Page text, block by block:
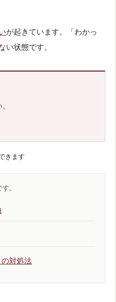
が起きています。「わかっ
い状態です。
きます
。
対処法